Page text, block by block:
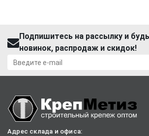
Подпишитесь на рассылку и
новинок, распродаж и скидок!
Адрес склада и офиса: